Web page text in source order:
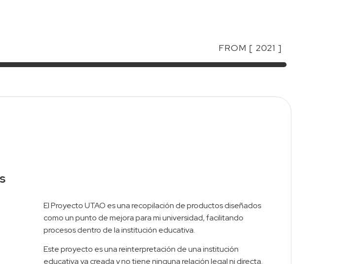
FROM [ 2021 ]
El Proyecto UTAO es una recopilación de productos diseñados
como un punto de mejora para mi universidad, facilitando
procesos dentro de la institución educativa.
Este proyecto es una reinterpretación de una institución
educativa ya creada y no tiene ninguna relación legal ni directa.